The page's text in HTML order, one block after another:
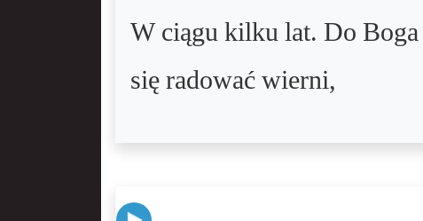
W ciągu kilku lat. Do
się radować wierni,